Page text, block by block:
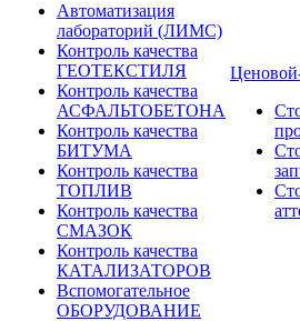
Автоматизация
лабораторий (ЛИМС)
Контроль качества
ГЕОТЕКСТИЛЯ
Контроль качества
АСФАЛЬТОБЕТОНА
Контроль качества
БИТУМА
Контроль качества
ТОПЛИВ
Контроль качества
СМАЗОК
Контроль качества
КАТАЛИЗАТОРОВ
Вспомогательное
ОБОРУДОВАНИЕ